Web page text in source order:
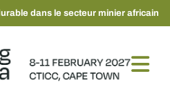
dans le secteur minier africain